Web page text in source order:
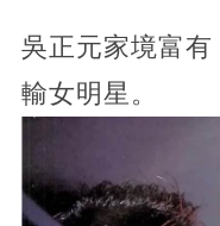
吳正元家境富
輸女明星。